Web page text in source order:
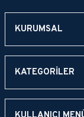
KURUMSAL
KATEGORİLER